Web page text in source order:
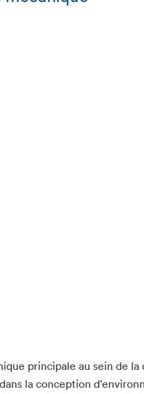
principale au sein de la
la conception